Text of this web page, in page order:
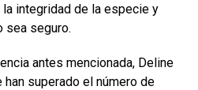
integridad de la especie y
sea seguro.
antes mencionada, Deline
han superado el número de